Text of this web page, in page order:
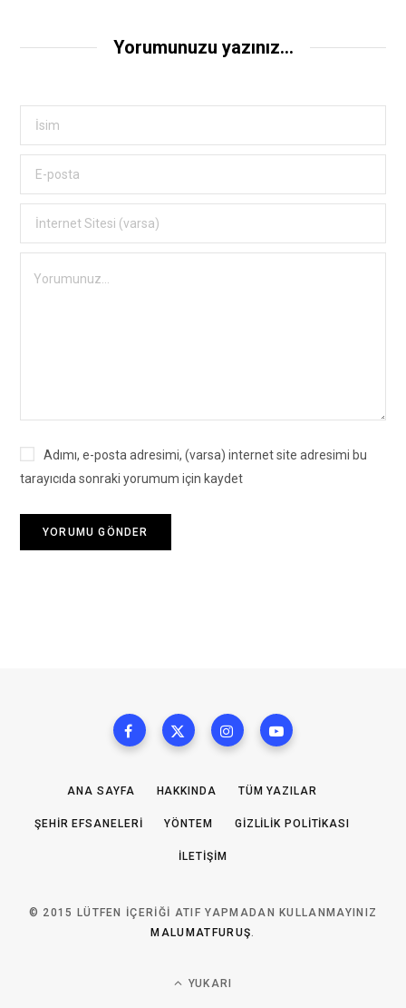
Yorumunuzu yazınız...
Adımı, e-posta adresimi, (varsa) internet site adresimi bu
tarayıcıda sonraki yorumum için kaydet
ANA SAYFA HAKKINDA TÜM YAZILAR
ŞEHIR EFSANELERI YÖNTEM GIZLILIK POLITIKASI
İLETIŞIM
© 2015 LÜTFEN IÇERIĞI ATIF YAPMADAN KULLANMAYINIZ
MALUMATFURUŞ
YUKARI